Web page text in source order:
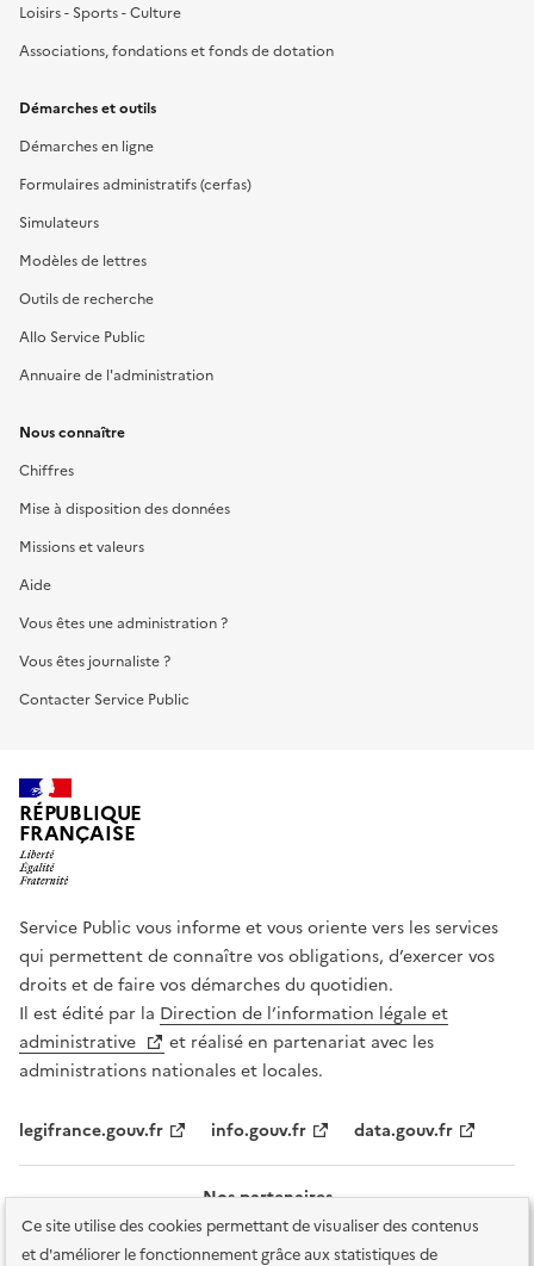
Ce site utilise des cookies permettant de visualiser des contenus
et d'améliorer le fonctionnement grâce aux statistiques de
Loisirs - Sports - Culture
Associations, fondations et fonds de dotation
Démarches et outils
Démarches en ligne
Formulaires administratifs (cerfas)
Simulateurs
Modèles de lettres
Outils de recherche
Allo Service Public
Annuaire de l'administration
Nous connaître
Chiffres
Mise à disposition des données
Missions et valeurs
Aide
Vous êtes une administration ?
Vous êtes journaliste ?
Contacter Service Public
RÉPUBLIQUE
FRANÇAISE
Service Public vous informe et vous oriente vers les services
qui permettent de connaître vos obligations, d’exercer vos
droits et de faire vos démarches du quotidien.
Il est édité par la Direction de l’information légale et
administrative
et réalisé en partenariat avec les
administrations nationales et locales.
legifrance.gouv.fr info.gouv.fr data.gouv.fr
Nos partenaires